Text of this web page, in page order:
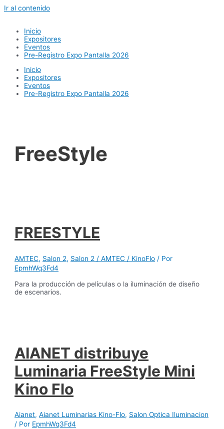
Ir al contenido
Inicio
Expositores
Eventos
Pre-Registro Expo Pantalla 2026
Inicio
Expositores
Eventos
Pre-Registro Expo Pantalla 2026
FreeStyle
FREESTYLE
AMTEC, Salon 2, Salon 2 / AMTEC / KinoFlo / Por
EpmhWq3Fd4
Para la producción de películas o la iluminación de diseño
de escenarios.
AIANET distribuye
Luminaria FreeStyle Mini
Kino Flo
Aianet,Aianet Luminarias Kino-Flo, Salon Optica Iluminacion
/ Por EpmhWq3Fd4